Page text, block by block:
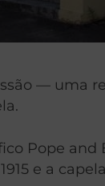
— uma
Pope
e a